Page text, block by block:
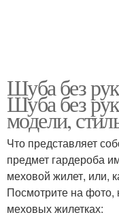
Шуба без
Шуба без
модели,
Что представляет
предмет гардероба
меховой жилет, или,
Посмотрите на фото,
меховых жилетках: